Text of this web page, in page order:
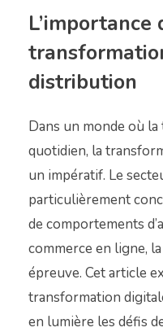
L’importance
distribution
Dans un monde où
quotidien, la
un impératif. Le
particulièrement
de comportements
commerce en ligne,
épreuve. Cet article
transformation
en lumière les défis